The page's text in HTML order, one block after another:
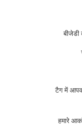
टैग में
हमारे